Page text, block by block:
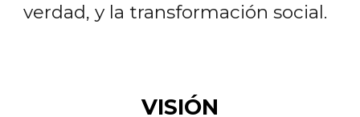
verdad, y la transformación social.
VISIÓN